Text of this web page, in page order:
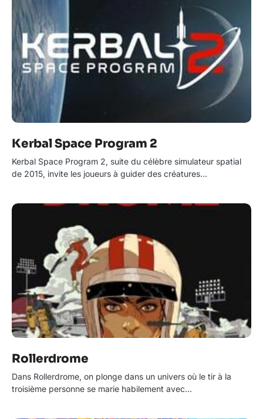
Kerbal Space Program 2
Kerbal Space Program 2, suite du célèbre simulateur spatial
de 2015, invite les joueurs à guider des créatures…
Rollerdrome
Dans Rollerdrome, on plonge dans un univers où le tir à la
troisième personne se marie habilement avec…